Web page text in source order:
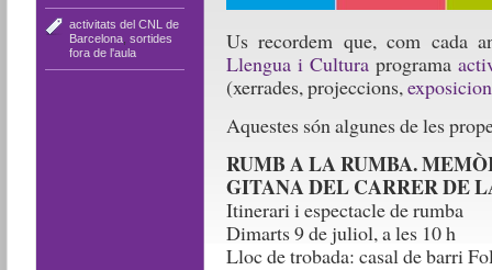
activitats del CNL de
Barcelona, sortides
fora de l'aula
Us recordem que, com cada
Llengua i Culturaprograma
(xerrades, projeccions,
Aquestes són algunes de les
RUMB A LA RUMBA.
GITANA DEL CARRER DE
Itinerari i espectacle de rumba
Dimarts 9 de juliol, a les 10 h
Lloc de trobada: casal de barri